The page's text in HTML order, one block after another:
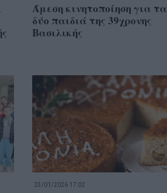
Άμεση κινητοποίηση για τα
δύο παιδιά της 39χρονης
Βασιλικής
23/01/2026 17:02